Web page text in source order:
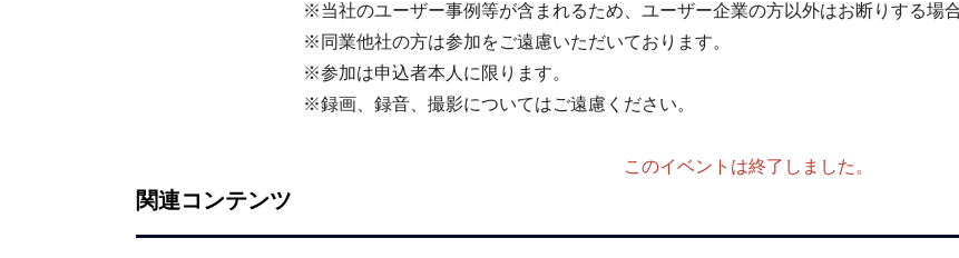
※当社のユーザー事例等が含まれるため、ユーザー企業の方以外はお断りする場
※同業他社の方は参加をご遠慮いただいております。
※参加は申込者本人に限ります。
※録画、録音、撮影についてはご遠慮ください。
このイベントは終了しました。
関連コンテンツ